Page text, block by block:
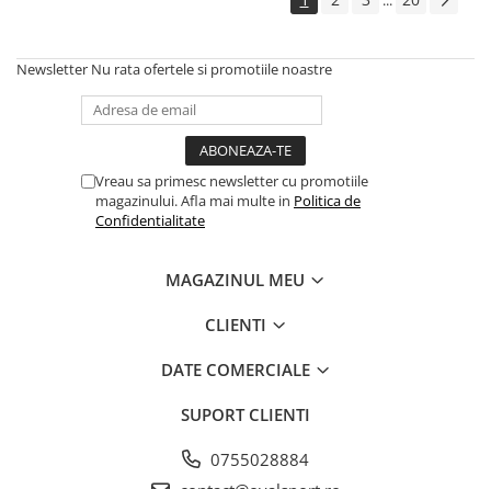
Newsletter Nu rata ofertele si promotiile noastre
Vreau sa primesc newsletter cu promotiile
magazinului. Afla mai multe in Politica de
Confidentialitate
MAGAZINUL MEU
CLIENTI
DATE COMERCIALE
SUPORT CLIENTI
0755028884